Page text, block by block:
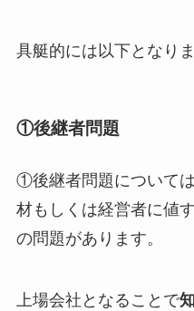
具艇的には以下となりま
①後継者問題
①後継者問題について
材もしくは経営者に値
の問題があります。
上場会社となることで